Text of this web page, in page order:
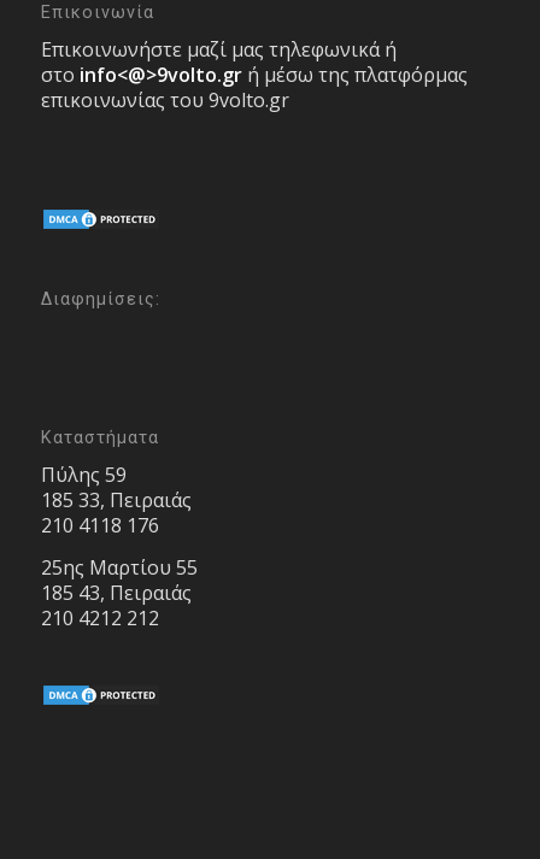
Επικοινωνία
Επικοινωνήστε μαζί μας τηλεφωνικά ή
στο info<@>9volto.gr ή μέσω της πλατφόρμας
επικοινωνίας του 9volto.gr
Διαφημίσεις:
Καταστήματα
Πύλης 59
185 33, Πειραιάς
210 4118 176
25ης Μαρτίου 55
185 43, Πειραιάς
210 4212 212